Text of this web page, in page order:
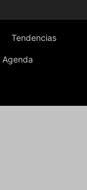
Tendencias
Agenda